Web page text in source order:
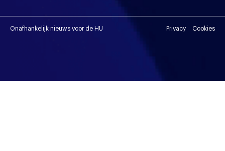
Onafhankelijk nieuws voor de HU Privacy Cookies